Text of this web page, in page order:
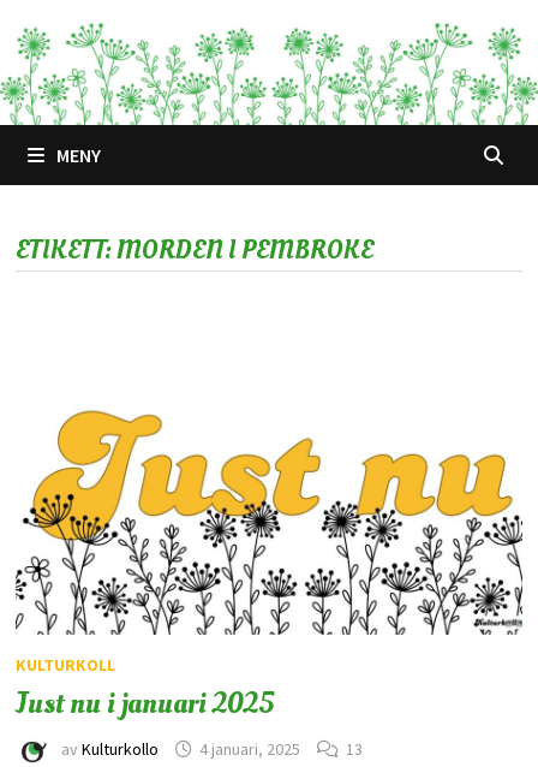
till
innehåll
MENY
ETIKETT:MORDEN I PEMBROKE
KULTURKOLL
Just nu i januari 2025
av Kulturkollo 4 januari, 2025 13